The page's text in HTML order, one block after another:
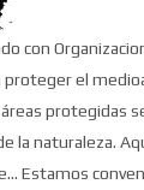
con
proteger el
protegidas
la naturaleza.
Estamos